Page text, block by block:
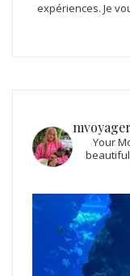
expériences. Je
Your